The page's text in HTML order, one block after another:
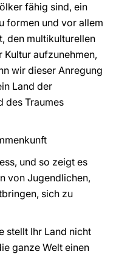
fähig sind, ein
formen und vor allem
den multikulturellen
Kultur aufzunehmen,
wir dieser Anregung
Land der
des Traumes
und so zeigt es
von Jugendlichen,
sich zu
stellt Ihr Land nicht
ganze Welt einen